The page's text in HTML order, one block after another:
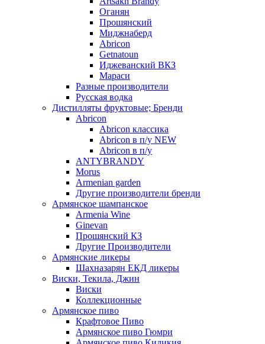
Оганян
Прошянский
Миджнаберд
Abricon
Getnatoun
Иджеванский ВКЗ
Мараси
Разные производители
Русская водка
Дистилляты фруктовые; Бренди
Abricon
Abricon классика
Abricon в п/у NEW
Abricon в п/у
ANTYBRANDY
Morus
Armenian garden
Другие производители бренди
Армянское шампанское
Armenia Wine
Ginevan
Прошянский КЗ
Другие Производители
Армянские ликеры
Шахназарян ЕКД ликеры
Виски, Текила, Джин
Виски
Коллекционные
Армянское пиво
Крафтовое Пиво
Армянское пиво Гюмри